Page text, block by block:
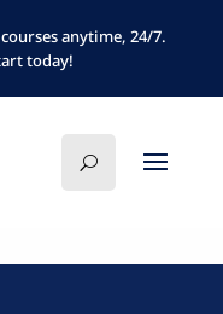
anytime, 24/7.
today!